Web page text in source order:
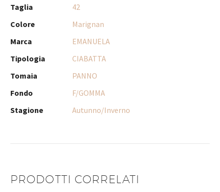
Taglia
42
Colore
Marignan
Marca
EMANUELA
Tipologia
CIABATTA
Tomaia
PANNO
Fondo
F/GOMMA
Stagione
Autunno/Inverno
PRODOTTI CORRELATI